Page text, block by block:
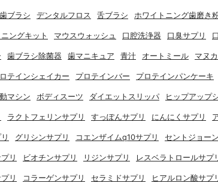
ブラシ デンタルフロス 舌ブラシ ホワイトニング歯磨き
ングキット マウスウォッシュ 口腔洗浄器 口臭サプリ
歯ブラシ除菌器 歯マニキュア 青汁 オートミール マヌ
テインシェイカー プロテインバー プロテインパンケーキ
マシン ボディスーツ ダイエットスリッパ ヒップアップ
ラクトフェリンサプリ すっぽんサプリ にんにくサプリ
グリシンサプリ コエンザイムq10サプリ セントジョー
リ ビオチンサプリ リジンサプリ レスベラトロールサプ
リ コラーゲンサプリ セラミドサプリ ヒアルロン酸サプ